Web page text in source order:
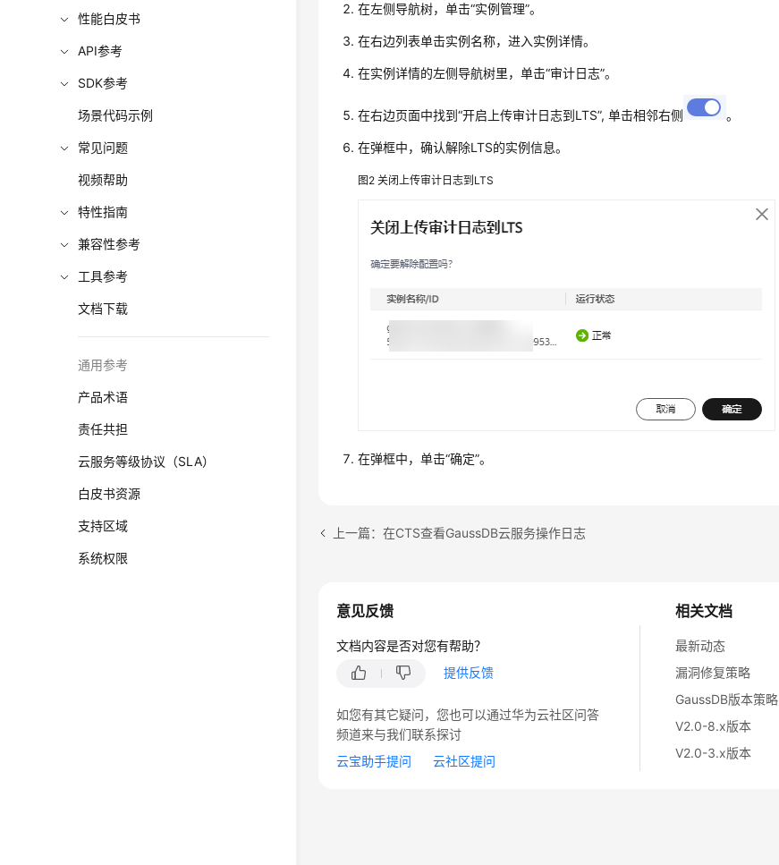
性能白皮书
API参考
SDK参考
场景代码示例
常见问题
视频帮助
特性指南
兼容性参考
工具参考
文档下载
通用参考
产品术语
责任共担
云服务等级协议（SLA）
白皮书资源
支持区域
系统权限
在左侧导航树，单击“实例管理”。
在右边列表单击实例名称，进入实例详情。
在实例详情的左侧导航树里，单击“审计日志”。
在右边页面中找到“开启上传审计日志到LTS”, 单击相邻右侧 。
在弹框中，确认解除LTS的实例信息。
图2关闭上传审计日志到LTS
在弹框中，单击“确定”。
上一篇：在CTS查看GaussDB云服务操作日志
相关文档
最新动态
漏洞修复策略
GaussDB版本策略
V2.0-8.x版本
V2.0-3.x版本
意见反馈
文档内容是否对您有帮助？
提供反馈
如您有其它疑问，您也可以通过华为云社区问答
频道来与我们联系探讨
云宝助手提问
云社区提问